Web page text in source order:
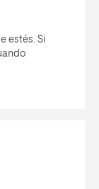
estés. Si